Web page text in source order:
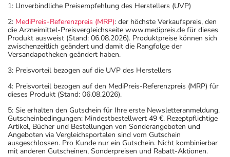
1: Unverbindliche Preisempfehlung des Herstellers (UVP)
2: MediPreis-Referenzpreis (MRP): der höchste Verkaufspreis, den
die Arzneimittel-Preisvergleichsseite www.medipreis.de für dieses
Produkt ausweist (Stand: 06.08.2026). Produktpreise können sich
zwischenzeitlich geändert und damit die Rangfolge der
Versandapotheken geändert haben.
3: Preisvorteil bezogen auf die UVP des Herstellers
4: Preisvorteil bezogen auf den MediPreis-Referenzpreis (MRP) für
dieses Produkt (Stand: 06.08.2026).
5: Sie erhalten den Gutschein für Ihre erste Newsletteranmeldung.
Gutscheinbedingungen: Mindestbestellwert 49 €. Rezeptpflichtige
Artikel, Bücher und Bestellungen von Sonderangeboten und
Angeboten via Vergleichsportalen sind vom Gutschein
ausgeschlossen. Pro Kunde nur ein Gutschein. Nicht kombinierbar
mit anderen Gutscheinen, Sonderpreisen und Rabatt-Aktionen.